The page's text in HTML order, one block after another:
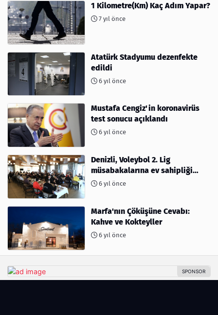
1 Kilometre(Km) Kaç Adım Yapar?
7 yıl önce
Atatürk Stadyumu dezenfekte
edildi
6 yıl önce
Mustafa Cengiz'in koronavirüs
test sonucu açıklandı
6 yıl önce
Denizli, Voleybol 2. Lig
müsabakalarına ev sahipliği
yapıyor
6 yıl önce
Marfa'nın Çöküşüne Cevabı:
Kahve ve Kokteyller
6 yıl önce